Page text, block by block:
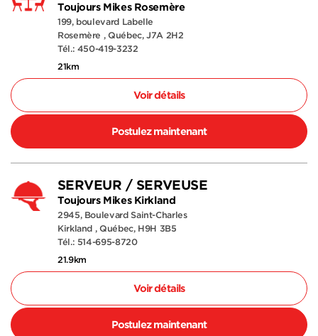
Toujours Mikes Rosemère
199, boulevard Labelle
Rosemère , Québec, J7A 2H2
Tél.: 450-419-3232
21km
Voir détails
Postulez maintenant
SERVEUR / SERVEUSE
Toujours Mikes Kirkland
2945, Boulevard Saint-Charles
Kirkland , Québec, H9H 3B5
Tél.: 514-695-8720
21.9km
Voir détails
Postulez maintenant